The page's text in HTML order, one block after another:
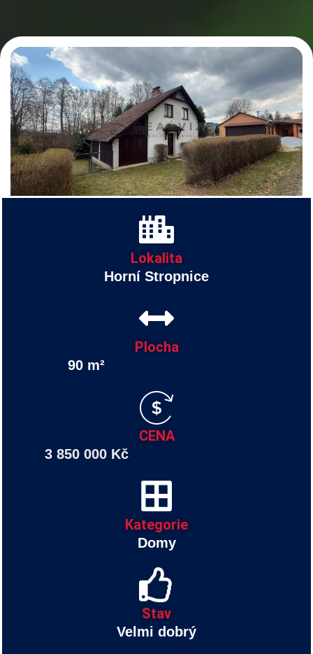
Lokalita
Horní Stropnice
Plocha
90 m²
CENA
3 850 000 Kč
Kategorie
Domy
Stav
Velmi dobrý